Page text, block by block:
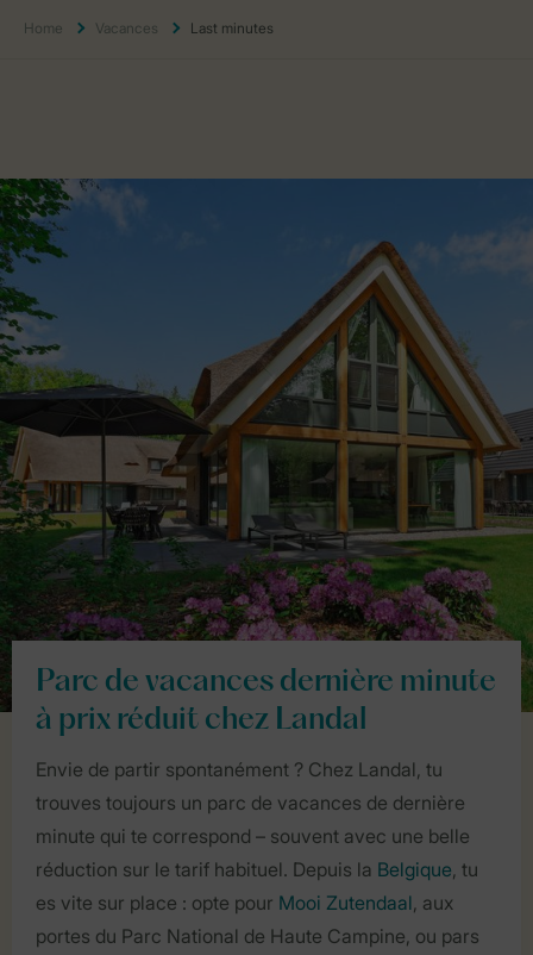
Home Vacances Last minutes
Parc de vacances dernière minute
à prix réduit chez Landal
Envie de partir spontanément ? Chez Landal, tu
trouves toujours un parc de vacances de dernière
minute qui te correspond – souvent avec une belle
réduction sur le tarif habituel. Depuis la Belgique, tu
es vite sur place : opte pour Mooi Zutendaal, aux
portes du Parc National de Haute Campine, ou pars